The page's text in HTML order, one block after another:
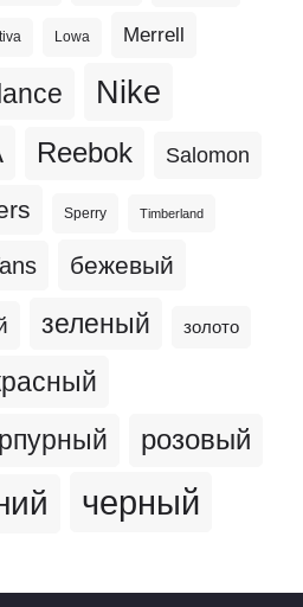
Lowa Merrell
Nike
Reebok Salomon
Sperry Timberland
бежевый
зеленый золото
розовый
черный